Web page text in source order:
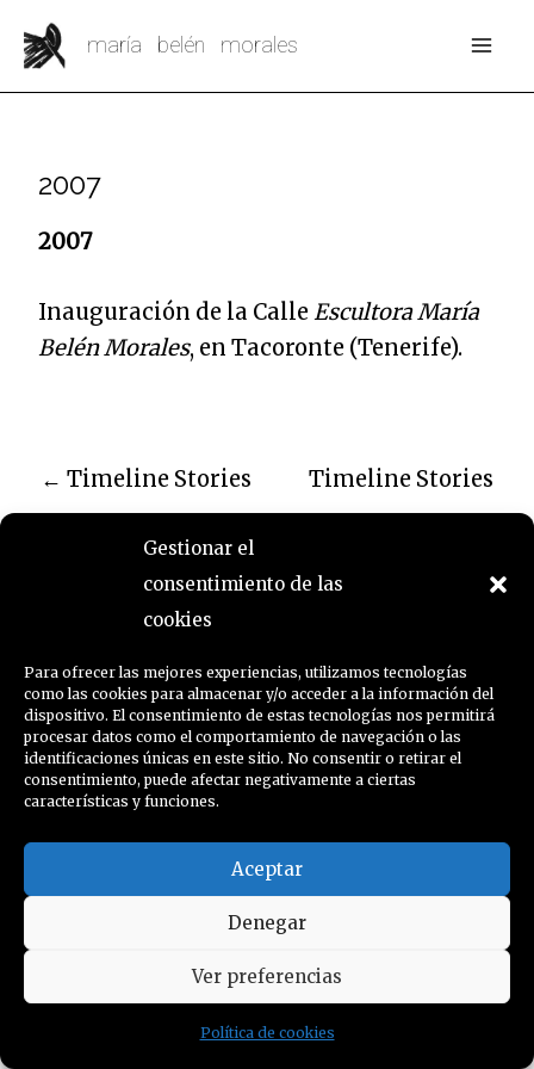
Gestionar el
consentimiento de las
cookies
Para ofrecer las mejores experiencias, utilizamos tecnologías
como las cookies para almacenar y/o acceder a la información del
dispositivo. El consentimiento de estas tecnologías nos permitirá
procesar datos como el comportamiento de navegación o las
identificaciones únicas en este sitio. No consentir o retirar el
consentimiento, puede afectar negativamente a ciertas
características y funciones.
Aceptar
Denegar
Ver preferencias
Política de cookies
contenido
maría belén morales
2007
2007
Inauguración de la Calle Escultora María
Belén Morales, en Tacoronte (Tenerife).
← Timeline Stories
Timeline Stories
política de cookies
© maría belén morales, 2026